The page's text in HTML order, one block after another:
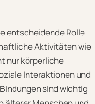
entscheidende Rolle
Aktivitäten wie
nur körperliche
Interaktionen und
sind wichtig